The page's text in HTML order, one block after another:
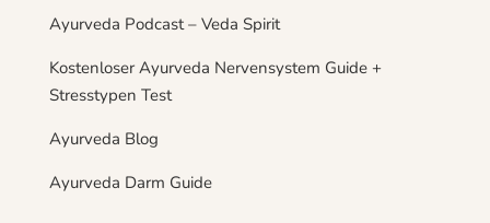
Ayurveda Podcast – Veda Spirit
Kostenloser Ayurveda Nervensystem Guide +
Stresstypen Test
Ayurveda Blog
Ayurveda Darm Guide